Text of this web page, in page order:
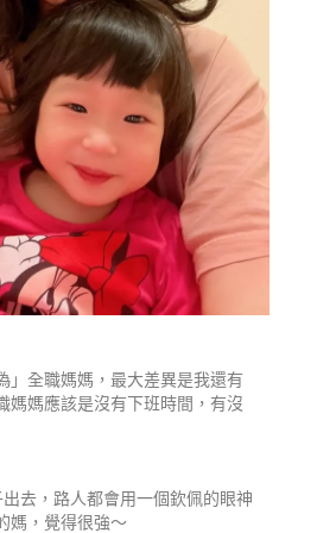
」全職媽媽，最大差異是我還有
媽媽應該是沒有下班時間，有沒
去，路人都會用一個欽佩的眼神
媽，覺得很強～